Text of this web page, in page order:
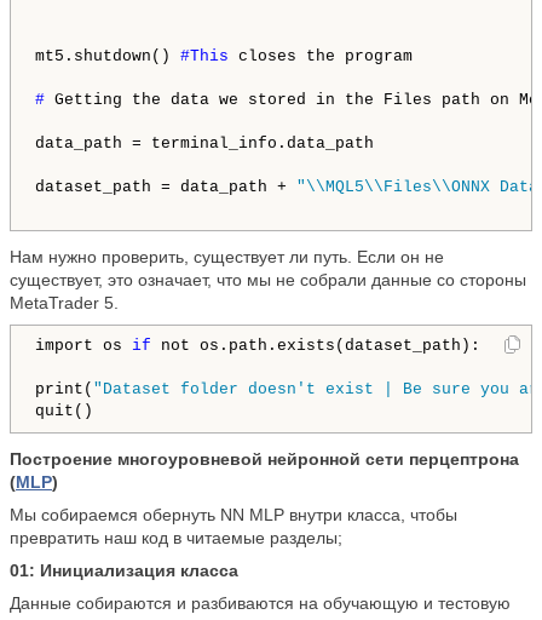
mt5.shutdown() #This closes the program
# Getting the data we stored in the Files path on
data_path = terminal_info.data_path
dataset_path = data_path + "\\MQL5\\Files\\ONNX
Нам нужно проверить, существует ли путь. Если он не
существует, это означает, что мы не собрали данные со стороны
MetaTrader 5.
import os if not os.path.exists(dataset_path):
print( "Dataset folder doesn't exist | Be sure you
Построение многоуровневой нейронной сети перцептрона
(MLP)
Мы собираемся обернуть NN MLP внутри класса, чтобы
превратить наш код в читаемые разделы;
01: Инициализация класса
Данные собираются и разбиваются на обучающую и тестовую